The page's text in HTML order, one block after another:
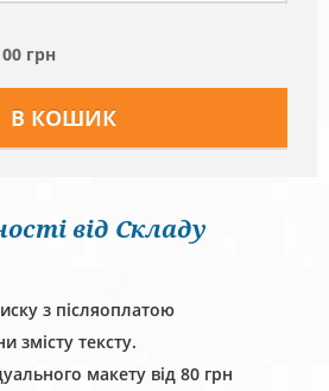
грн
від Складу
з післяоплатою
змісту тексту.
макету від 80 грн